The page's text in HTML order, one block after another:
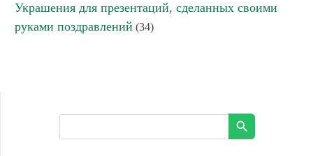
Украшения для презентаций, сделанных своими
руками поздравлений (34)